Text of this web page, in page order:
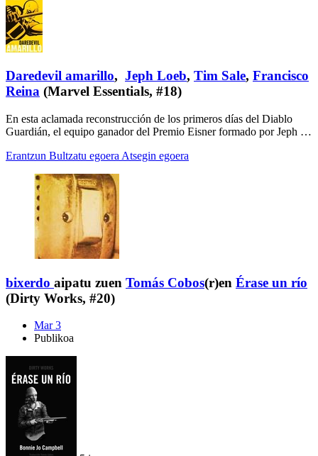
Daredevil amarillo, Jeph Loeb, Tim Sale, Francisco
Reina (Marvel Essentials, #18)
En esta aclamada reconstrucción de los primeros días del Diablo
Guardián, el equipo ganador del Premio Eisner formado por Jeph …
Erantzun Bultzatu egoera Atsegin egoera
bixerdo aipatu zuen Tomás Cobos(r)en Érase un río
(Dirty Works, #20)
Mar 3
Publikoa